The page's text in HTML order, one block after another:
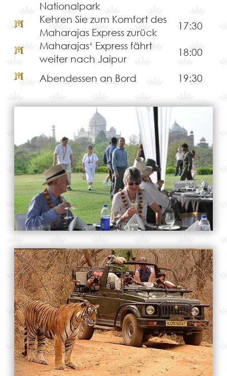
Nationalpark
Kehren Sie zum Komfort des
Maharajas Express zurück
17:30
Maharajas‘ Express fährt
weiter nach Jaipur
18:00
Abendessen an Bord 19:30